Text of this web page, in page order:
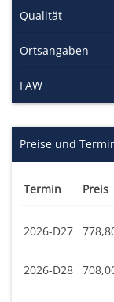
Qualität
Ortsangaben
FAW
Preise und
Termin Preis
2026-D27
2026-D28